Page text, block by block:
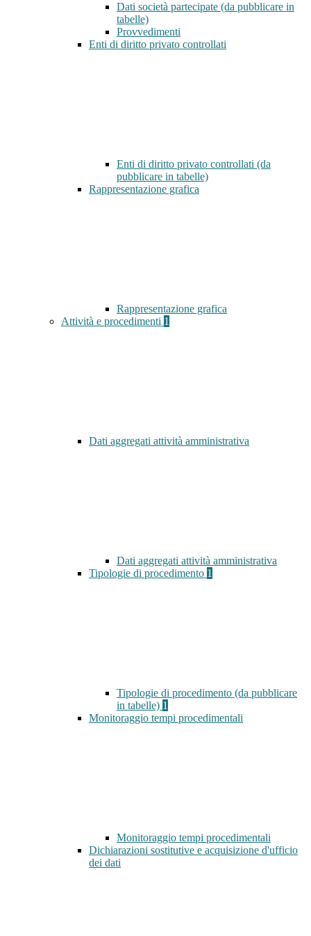
Dati società partecipate (da pubblicare in
tabelle)
Provvedimenti
Enti di diritto privato controllati
Enti di diritto privato controllati (da
pubblicare in tabelle)
Rappresentazione grafica
Rappresentazione grafica
Attività e procedimenti 1
Dati aggregati attività amministrativa
Dati aggregati attività amministrativa
Tipologie di procedimento 1
Tipologie di procedimento (da pubblicare
in tabelle) 1
Monitoraggio tempi procedimentali
Monitoraggio tempi procedimentali
Dichiarazioni sostitutive e acquisizione d'ufficio
dei dati